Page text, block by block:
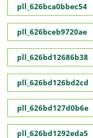
pll_626bca0bbec54
pll_626bceb9720ae
pll_626bd12686b38
pll_626bd126bd2cd
pll_626bd127d0b6e
pll_626bd1292eda5